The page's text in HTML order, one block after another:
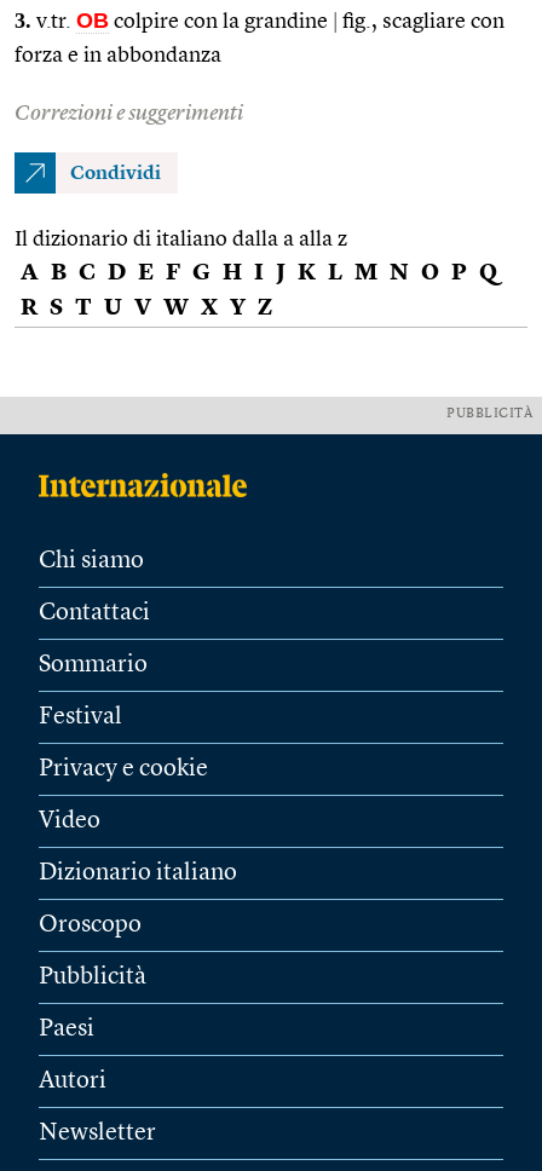
3. v.tr. OB colpire con la grandine
fig., scagliare con
forza e in abbondanza
Correzioni e suggerimenti
Condividi
Il dizionario di italiano dalla a alla z
A B C D E F G H I J K L M N O P Q
R S T U V W X Y Z
PUBBLICITÀ
Chi siamo
Contattaci
Sommario
Festival
Privacy e cookie
Video
Dizionario italiano
Oroscopo
Pubblicità
Paesi
Autori
Newsletter